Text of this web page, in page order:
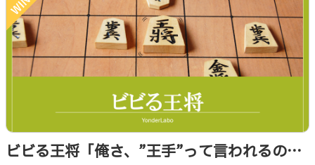
ビビる王将「俺さ、”王手”って言われるの苦